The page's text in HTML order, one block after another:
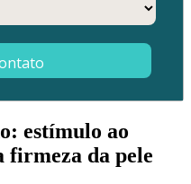
estímulo ao
firmeza da pele